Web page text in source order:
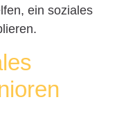
ein soziales